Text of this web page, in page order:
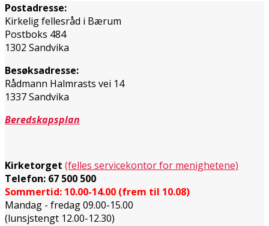
Postadresse:
Kirkelig fellesråd i Bærum
Postboks 484
1302 Sandvika
Besøksadresse:
Rådmann Halmrasts vei 14
1337 Sandvika
Beredskapsplan
Kirketorget (felles servicekontor for menighetene)
Telefon: 67 500 500
Sommertid: 10.00-14.00 (frem til 10.08)
Mandag - fredag 09.00-15.00
(lunsjstengt 12.00-12.30)